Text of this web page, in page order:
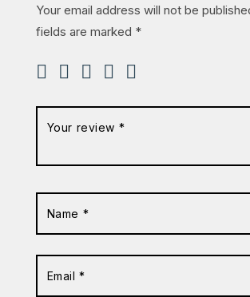
Your email address will not be
fields are marked *